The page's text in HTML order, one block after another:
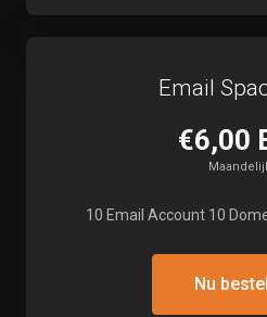
Email
€6,00
10 Email Account 10
Nu